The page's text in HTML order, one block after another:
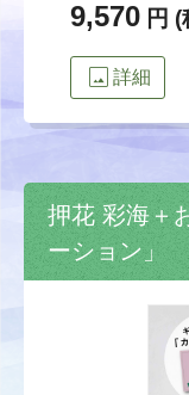
9,570 円
image 詳細
押花 彩海＋
ーション」